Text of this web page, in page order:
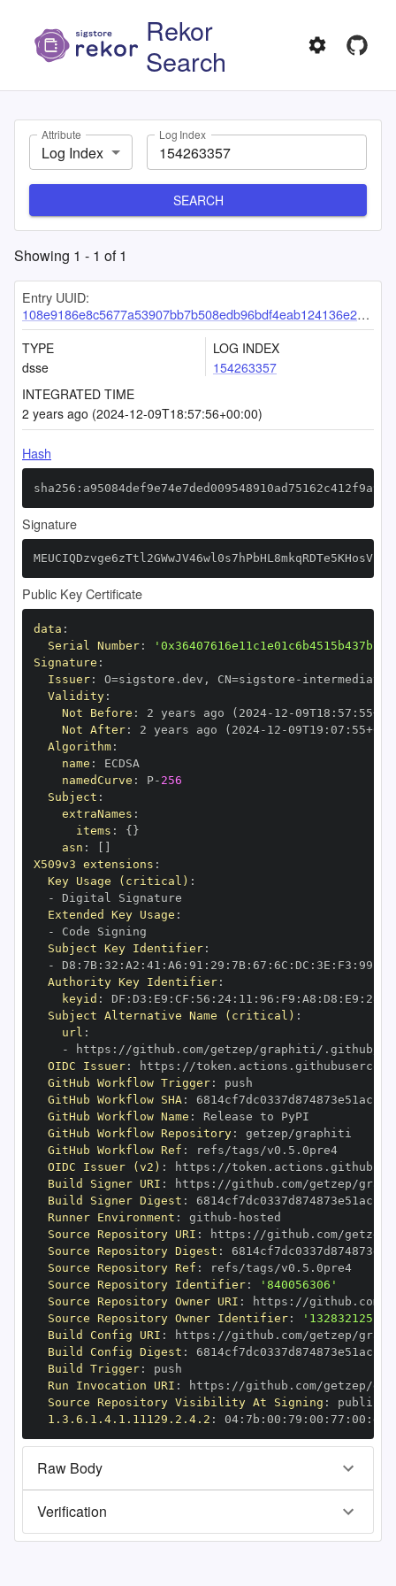
Rekor
Search
Attribute
Log Index
Log Index
SEARCH
Showing 1 - 1 of1
Entry UUID:
108e9186e8c5677a53907bb7b508edb96bdf4eab124136e28054470bed403a997262bececb21a16f
TYPE
dsse
LOG INDEX
154263357
INTEGRATED TIME
2 years ago (2024-12-09T18:57:56+00:00)
Hash
Signature
Public Key Certificate
data :
Serial Number:
Signature :
Issuer: O=sigstore.dev , CN=sigstore -
Validity:
Not Before : 2 years ago (2024- 12 -09T18 : 57 : 55+00
Not After: 2 years ago (2024- 12 -09T19 : 07 : 55+00
Algorithm:
name :
namedCurve : P- 256
Subject :
extraNames :
items : { }
asn :
X509v3 extensions :
Key Usage (critical) :
-
Extended Key Usage :
-
Subject Key Identifier:
-
D8 : 7B: 32 : A2 : 41 : A6 : 91 : 29 : 7B: 67 : 6C : DC : 3E : F3 : 99
Authority Key Identifier:
keyid : DF : D3 : E9 : CF : 56 : 24: 11 : 96 : F9 : A8 : D8 : E9 : 28
Subject Alternative Name (critical) :
url :
-
https : //github.com/getzep/graphiti/.github/
OIDC Issuer: https :
GitHub Workflow Trigger:
GitHub Workflow SHA:
GitHub Workflow Name :
GitHub Workflow Repository:
GitHub Workflow Ref :
refs/tags/v0.5.0pre4
OIDC Issuer (v2) : https :
Build Signer URI : https : //github.com/getzep/
Build Signer Digest :
Runner Environment : github -
Source Repository URI : https :
Source Repository Digest :
Source Repository Ref :
refs/tags/v0.5.0pre4
Source Repository Identifier:
'840056306'
Source Repository Owner URI : https :
Source Repository Owner Identifier:
'132832125'
Build Config URI : https : //github.com/getzep/
Build Config Digest :
Build Trigger:
Run Invocation URI : https :
Source Repository Visibility At Signing :
1.3.6.1.4.1.11129.2.4.2 : 04: 7b : 00 : 79 : 00 : 77 : 00 : dd
Raw Body
Verification